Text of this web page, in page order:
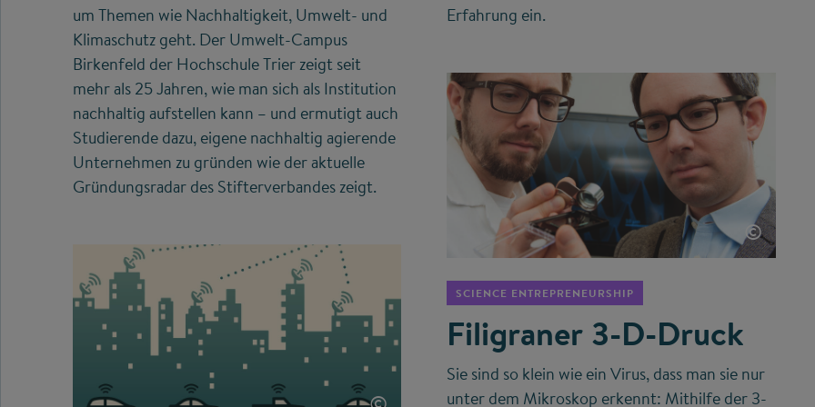
um Themen wie Nachhaltigkeit, Umwelt- und
Klimaschutz geht. Der Umwelt-Campus
Birkenfeld der Hochschule Trier zeigt seit
mehr als 25 Jahren, wie man sich als Institution
nachhaltig aufstellen kann – und ermutigt auch
Studierende dazu, eigene nachhaltig agierende
Unternehmen zu gründen wie der aktuelle
Gründungsradar des Stifterverbandes zeigt.
Erfahrung ein.
©
SCIENCE ENTREPRENEURSHIP
Filigraner 3-D-Druck
Sie sind so klein wie ein Virus, dass man sie nur
unter dem Mikroskop erkennt: Mithilfe der 3-